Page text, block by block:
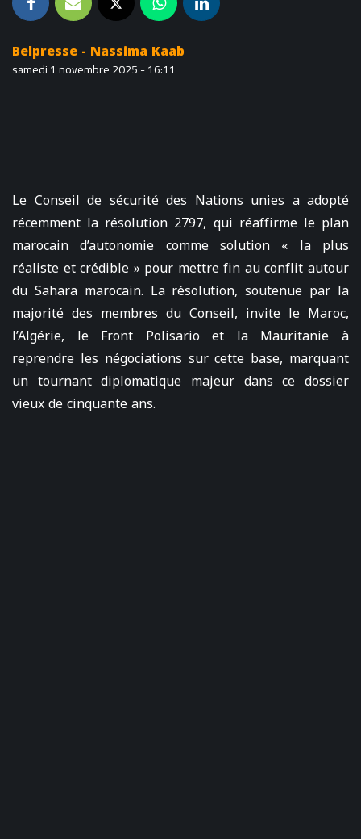
Belpresse - Nassima Kaab
samedi 1 novembre 2025 - 16:11
Le Conseil de sécurité des Nations unies a adopté
récemment la résolution 2797, qui réaffirme le plan
marocain d’autonomie comme solution « la plus
réaliste et crédible » pour mettre fin au conflit autour
du Sahara marocain. La résolution, soutenue par la
majorité des membres du Conseil, invite le Maroc,
l’Algérie, le Front Polisario et la Mauritanie à
reprendre les négociations sur cette base, marquant
un tournant diplomatique majeur dans ce dossier
vieux de cinquante ans.